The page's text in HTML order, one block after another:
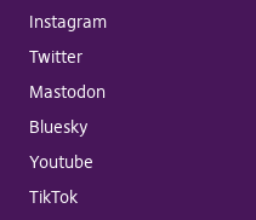
Instagram
Twitter
Mastodon
Bluesky
Youtube
TikTok